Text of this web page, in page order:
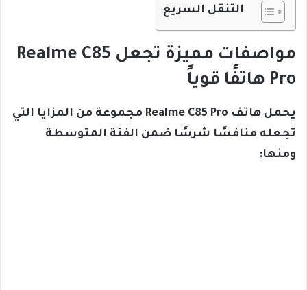
التنقل السريع
مواصفات مميزة تجعل Realme C85
Pro هاتفًا قوياً
يحمل هاتف Realme C85 Pro مجموعة من المزايا التي
تجعله منافسًا شرسًا ضمن الفئة المتوسطة
ومنها: